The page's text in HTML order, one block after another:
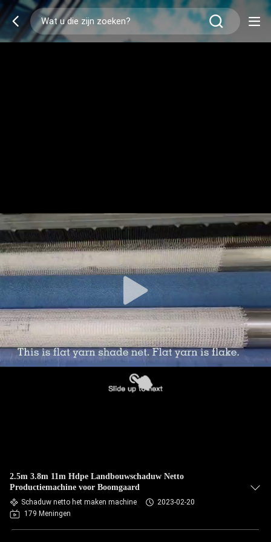
2.5m 3.8m 11m Hdpe Landbouwschaduw Netto
Productiemachine voor Boomgaard
Schaduw netto het maken machine
2023-02-20
179 Meningen